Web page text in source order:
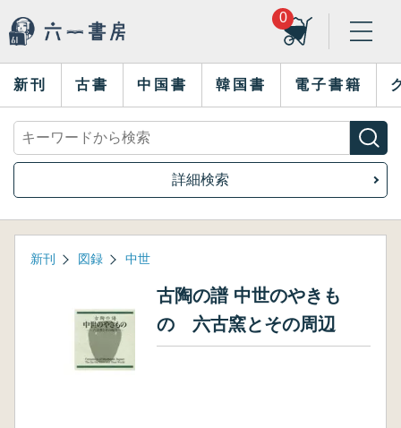
0
新刊 古書 中国書 韓国書 電子書籍
詳細検索
新刊 図録 中世
古陶の譜 中世のやきも
の 六古窯とその周辺